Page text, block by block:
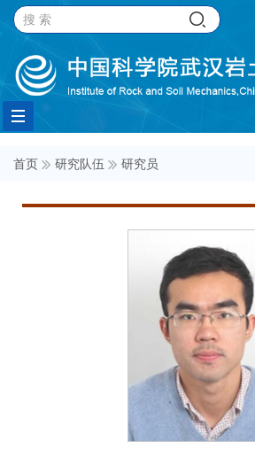
Toggle
navigation
首页 研究队伍 研究员